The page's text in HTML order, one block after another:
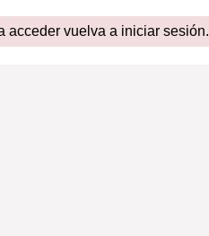
acceder vuelva a iniciar sesión.